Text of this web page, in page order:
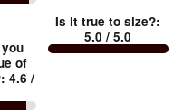
of
: 4.6 /
small
and
Is it true to size?:
5.0 / 5.0